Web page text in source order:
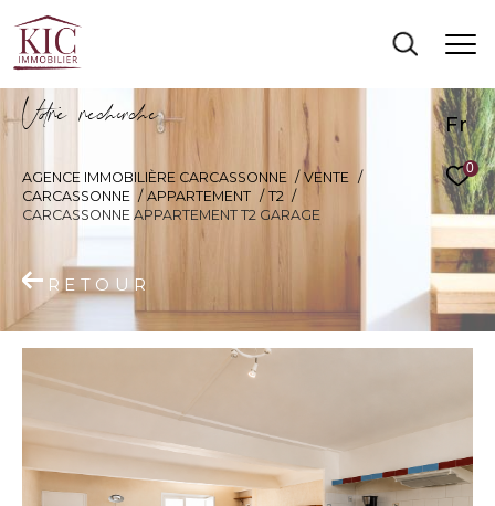
Fr
0
Vore recece
AGENCE IMMOBILIÈRE CARCASSONNE
VENTE
CARCASSONNE
APPARTEMENT
T2
CARCASSONNE APPARTEMENT T2 GARAGE
RETOUR